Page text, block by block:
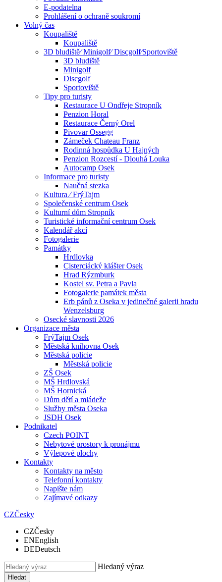
E-podatelna
Prohlášení o ochraně soukromí
Volný čas
Koupaliště
Koupaliště
3D bludiště⁄ Minigolf⁄ Discgolf⁄Sportoviště
3D bludiště
Minigolf
Discgolf
Sportoviště
Tipy pro turisty
Restaurace U Ondřeje Stropník
Penzion Horal
Restaurace Černý Orel
Pivovar Ossegg
Zámeček Chateau Franz
Rodinná hospůdka U Hajných
Penzion Rozcestí - Dlouhá Louka
Autocamp Osek
Informace pro turisty
Naučná stezka
Kultura ⁄ FrýTajm
Společenské centrum Osek
Kulturní dům Stropník
Turistické informační centrum Osek
Kalendář akcí
Fotogalerie
Památky
Hrdlovka
Cisterciácký klášter Osek
Hrad Rýzmburk
Kostel sv. Petra a Pavla
Fotogalerie památek města
Erb pánů z Oseka v jedinečné galerii hradu
Wenzelsburg
Osecké slavnosti 2026
Organizace města
FrýTajm Osek
Městská knihovna Osek
Městská policie
Městská policie
ZŠ Osek
MŠ Hrdlovská
MŠ Hornická
Dům dětí a mládeže
Služby města Oseka
JSDH Osek
Podnikatel
Czech POINT
Nebytové prostory k pronájmu
Výlepové plochy
Kontakty
Kontakty na město
Telefonní kontakty
Napište nám
Zajímavé odkazy
CZČesky
CZČesky
ENEnglish
DEDeutsch
Hledaný výraz
Hledat